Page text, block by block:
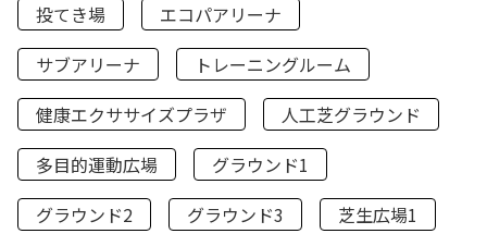
投てき場
エコパアリーナ
サブアリーナ
トレーニングルーム
健康エクササイズプラザ
人工芝グラウンド
多目的運動広場
グラウンド1
グラウンド2
グラウンド3
芝生広場1